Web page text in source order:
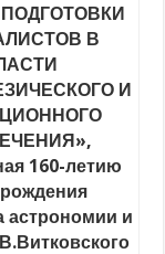
В
И
160-летию
астрономии и